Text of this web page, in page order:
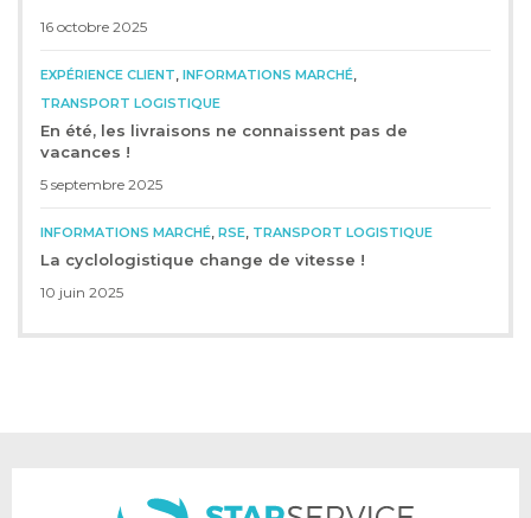
16 octobre 2025
EXPÉRIENCE CLIENT INFORMATIONS MARCHÉ
TRANSPORT LOGISTIQUE
En été, les livraisons ne connaissent pas de
vacances !
5 septembre 2025
INFORMATIONS MARCHÉ RSE TRANSPORT LOGISTIQUE
La cyclologistique change de vitesse !
10 juin 2025